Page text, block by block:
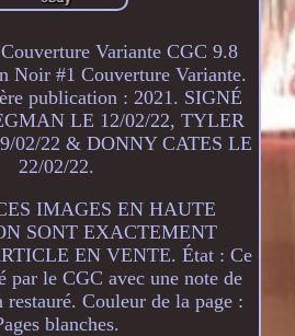
Variante CGC 9.8
Noir #1 Couverture Variante.
publication : 2021. SIGNÉ
LE 12/02/22, TYLER
02/22 & DONNY CATES LE
22/02/22.
IMAGES EN HAUTE
SONT EXACTEMENT
EN VENTE. État : Ce
par le CGC avec une note de
Couleur de la page :
blanches.